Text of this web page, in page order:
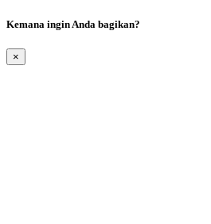
Kemana ingin Anda bagikan?
×